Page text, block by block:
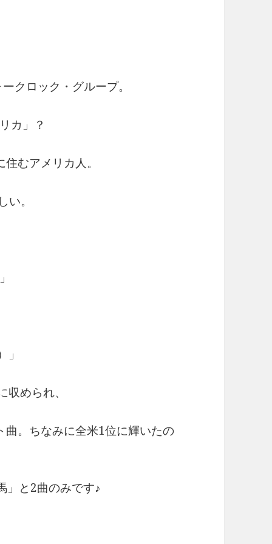
クロック・グループ。
カ」？
むアメリカ人。
。
められ、
。ちなみに全米1位に輝いたの
と2曲のみです♪